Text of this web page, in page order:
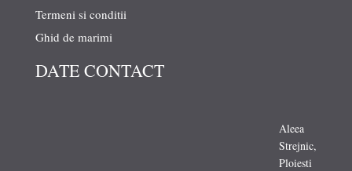
Termeni si conditii
Ghid de marimi
DATE CONTACT
Aleea
Strejnic,
Ploiesti